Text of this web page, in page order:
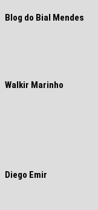
Blog do Bial Mendes
Walkir Marinho
Diego Emir